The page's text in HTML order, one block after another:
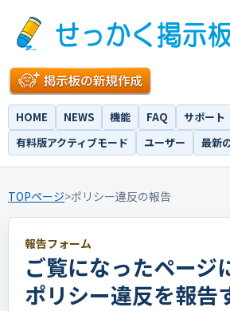
HOME NEWS 機能 FAQ サポート
有料版アクティブモード
ユーザー 最新
TOPページ>ポリシー違反の報告
報告フォーム
ご覧になったページ
ポリシー違反を報告